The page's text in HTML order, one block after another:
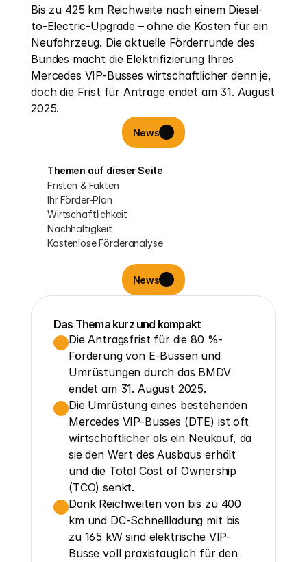
Bis zu 425 km Reichweite nach einem Diesel-
to-Electric-Upgrade – ohne die Kosten für ein
Neufahrzeug. Die aktuelle Förderrunde des
Bundes macht die Elektrifizierung Ihres
Mercedes VIP-Busses wirtschaftlicher denn je,
doch die Frist für Anträge endet am 31. August
2025.
News
Themen auf dieser Seite
Fristen & Fakten
Ihr Förder-Plan
Wirtschaftlichkeit
Nachhaltigkeit
Kostenlose Förderanalyse
News
Das Thema kurz und kompakt
Die Antragsfrist für die 80 %-
Förderung von E-Bussen und
Umrüstungen durch das BMDV
endet am 31. August 2025.
Die Umrüstung eines bestehenden
Mercedes VIP-Busses (DTE) ist oft
wirtschaftlicher als ein Neukauf, da
sie den Wert des Ausbaus erhält
und die Total Cost of Ownership
(TCO) senkt.
Dank Reichweiten von bis zu 400
km und DC-Schnellladung mit bis
zu 165 kW sind elektrische VIP-
Busse voll praxistauglich für den